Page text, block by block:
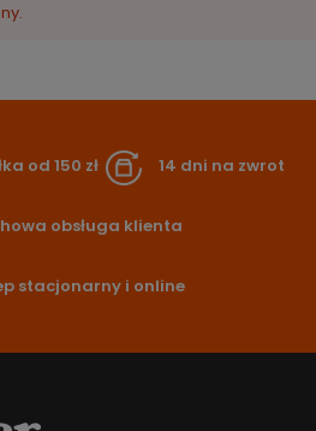
od 150 zł 14 dni na zwrot
obsługa klienta
stacjonarny i online